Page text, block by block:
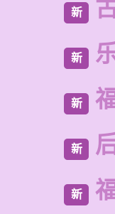
新
新
新
新
新